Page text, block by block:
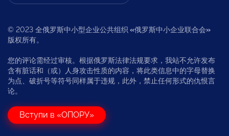
© 2023 全俄罗斯中小型企业公共组织 «俄罗斯中小企业联合会»
版权所有。
您的评论需经过审核。根据俄罗斯法律法规要求，我站不允许发布
含有脏话和（或）人身攻击性质的内容，将此类信息中的字母替换
为点、破折号等符号同样属于违规，此外，禁止任何形式的仇恨言
论。
Вступи в «ОПОРУ»